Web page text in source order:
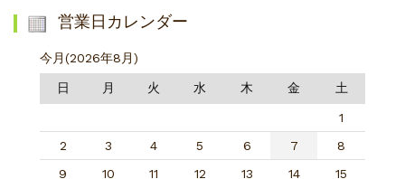
営業日カレンダー
今月(2026年8月)
日 月 火 水 木 金 土
1
2
3 4 5 6 7
8
9
10 11 12 13 14
15